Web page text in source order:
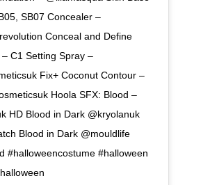
SB07 Concealer –
Conceal and Define
C1 Setting Spray –
Fix+ Coconut Contour –
Hoola SFX: Blood –
HD Blood in Dark @kryolanuk
Blood in Dark @mouldlife
#halloweencostume #halloween